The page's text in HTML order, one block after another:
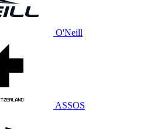
O'Neill
ASSOS